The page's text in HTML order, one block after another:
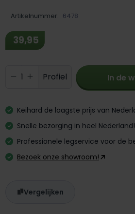
Artikelnummer: 6478
39,95
Producthoeveelheid:
Profiel In de
Keihard de laagste prijs van
Snelle bezorging in heel Nederland!
Professionele legservice voor de
Bezoek onze showroom!
Vergelijken